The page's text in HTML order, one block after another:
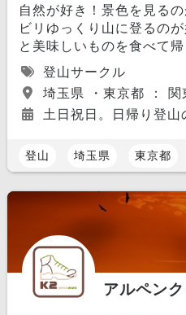
自然が好き！景色を見る
ビリゆっくり山に登るの
と美味しいものを食べて帰
登山サークル
埼玉県 ・東京都 ：
土日祝日。日帰り登
登山 埼玉県 東京都
アルペン